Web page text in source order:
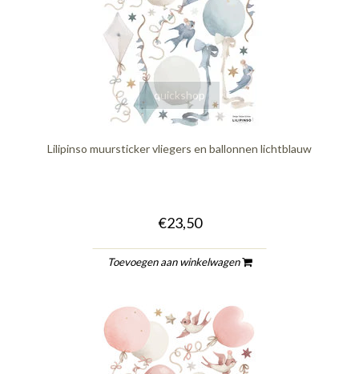
quickshop
Lilipinso muursticker vliegers en ballonnen lichtblauw
€23,50
Toevoegen aan winkelwagen